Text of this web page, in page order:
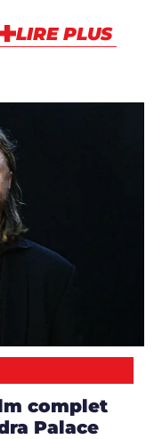
LIRE PLUS
complet
Palace